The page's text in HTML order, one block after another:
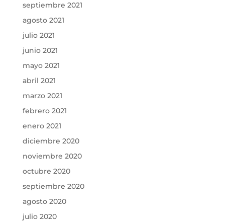
septiembre 2021
agosto 2021
julio 2021
junio 2021
mayo 2021
abril 2021
marzo 2021
febrero 2021
enero 2021
diciembre 2020
noviembre 2020
octubre 2020
septiembre 2020
agosto 2020
julio 2020